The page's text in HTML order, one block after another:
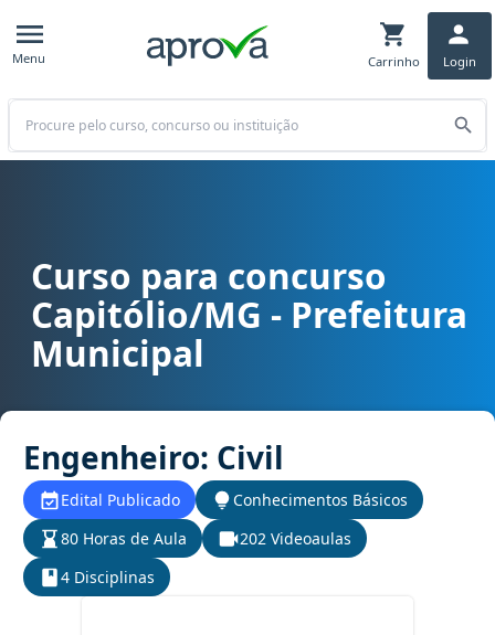
Menu Carrinho Login
Buscar
Curso para concurso Capitólio/MG - Prefeitura Municipal cargo
Curso para concurso
Capitólio/MG - Prefeitura
Municipal
Engenheiro: Civil
Edital Publicado
Conhecimentos Básicos
80 Horas de Aula
202 Videoaulas
4 Disciplinas